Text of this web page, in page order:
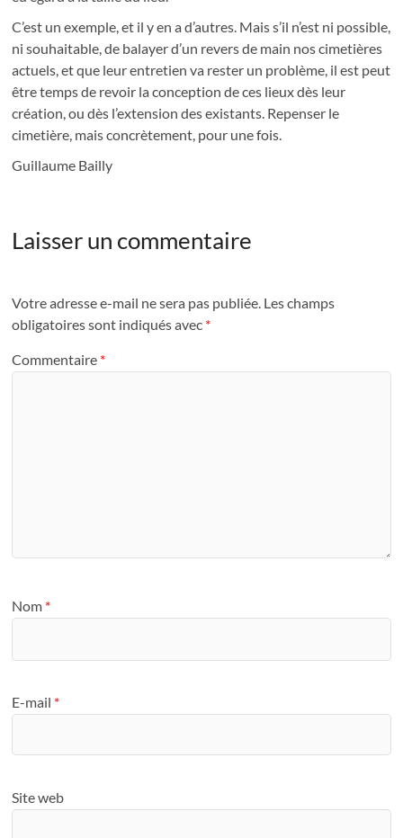
C’est un exemple, et il y en a d’autres. Mais s’il n’est ni possible,
ni souhaitable, de balayer d’un revers de main nos cimetières
actuels, et que leur entretien va rester un problème, il est peut
être temps de revoir la conception de ces lieux dès leur
création, ou dès l’extension des existants. Repenser le
cimetière, mais concrètement, pour une fois.
Guillaume Bailly
Laisser un commentaire
Votre adresse e-mail ne sera pas publiée. Les champs
obligatoires sont indiqués avec *
Commentaire *
Nom *
E-mail *
Site web